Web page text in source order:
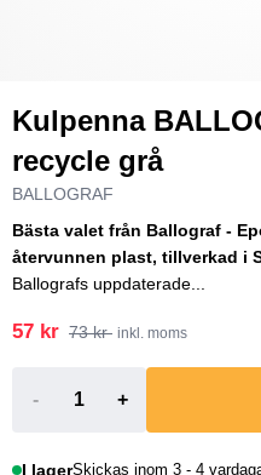
Kulpenna
recycle grå
BALLOGRAF
Bästa valet från Ballograf -
återvunnen plast, tillverkad i
Ballografs uppdaterade...
57 kr 73 kr inkl. moms
- +
I lagerSkickas inom 3 - 4